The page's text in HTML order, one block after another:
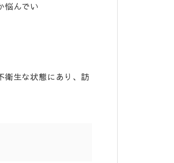
悩んでい
生な状態にあり、訪